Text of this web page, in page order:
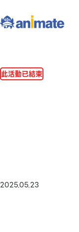
此活動已結束
2025.05.23